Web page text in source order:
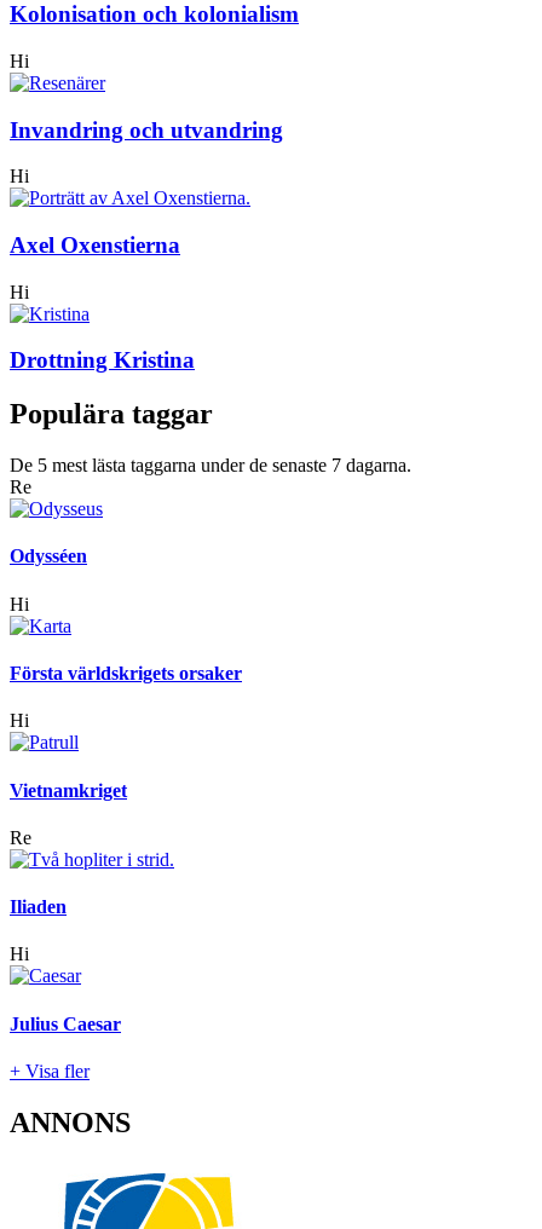
Kolonisation och kolonialism
Hi
Invandring och utvandring
Hi
Axel Oxenstierna
Hi
Drottning Kristina
Populära taggar
De 5 mest lästa taggarna under de senaste 7 dagarna.
Re
Odysséen
Hi
Första världskrigets orsaker
Hi
Vietnamkriget
Re
Iliaden
Hi
Julius Caesar
+ Visa fler
ANNONS